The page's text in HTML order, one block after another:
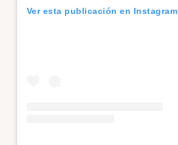
Ver esta publicación en Instagram